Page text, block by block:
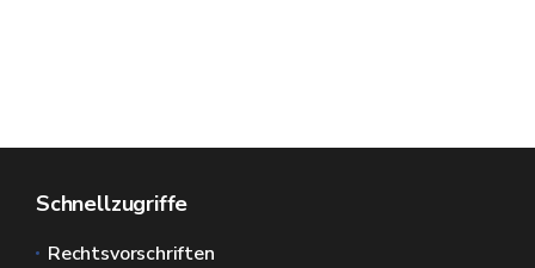
Schnellzugriffe
Rechtsvorschriften